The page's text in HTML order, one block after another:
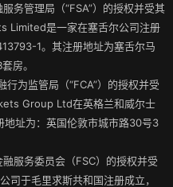
务管理局（“FSA”）的授权并受其
Limited是一家在塞舌尔公司注册
1。其注册地址为塞舌尔马
房。
为监管局（“FCA”）的授权并受
Group Ltd在英格兰和威尔士
地址为：英国伦敦市城市路30号3
服务委员会（FSC）的授权并受
司于毛里求斯共和国注册成立，